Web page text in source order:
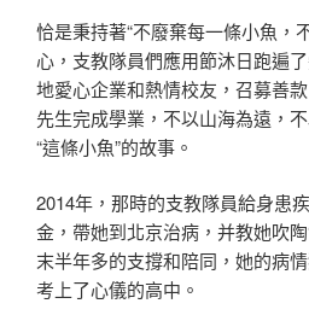
恰是秉持著“不廢棄每一條小魚，
心，支教隊員們應用節沐日跑遍
地愛心企業和熱情校友，召募善
先生完成學業，不以山海為遠，
“這條小魚”的故事。
2014年，那時的支教隊員給身患
金，帶她到北京治病，并教她吹
末半年多的支撐和陪同，她的病
考上了心儀的高中。